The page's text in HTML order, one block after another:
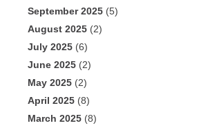
September 2025 (5)
August 2025 (2)
July 2025 (6)
June 2025 (2)
May 2025 (2)
April 2025 (8)
March 2025 (8)